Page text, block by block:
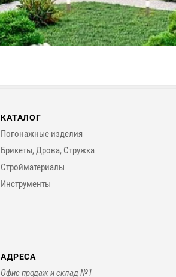
КАТАЛОГ
Погонажные изделия
Брикеты, Дрова, Стружка
Стройматериалы
Инструменты
АДРЕСА
Офис продаж и склад №1